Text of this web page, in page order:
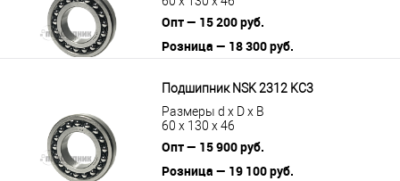
Опт — 15 200 руб.
Розница — 18 300 руб.
Подшипник NSK 2312 KС3
Размеры d x D x B
60 x 130 x 46
Опт — 15 900 руб.
Розница — 19 100 руб.